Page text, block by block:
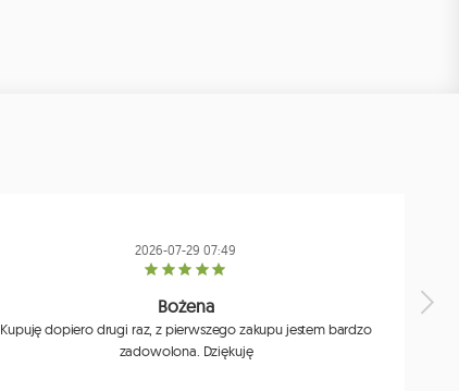
2026-07-29 07:49
Bożena
Kupuję dopiero drugi raz, z pierwszego zakupu jestem bardzo
zadowolona. Dziękuję